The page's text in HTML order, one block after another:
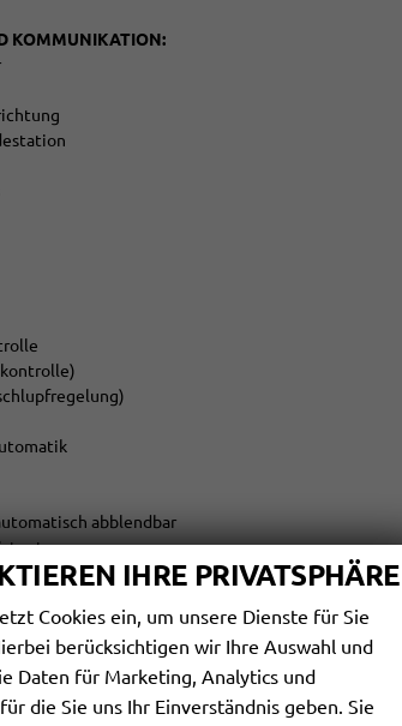
KOMMUNIKATION:
abblendbar
IHRE PRIVATSPHÄRE
Cookies ein, um unsere Dienste für Sie
berücksichtigen wir Ihre Auswahl und
Daten für Marketing, Analytics und
die Sie uns Ihr Einverständnis geben. Sie